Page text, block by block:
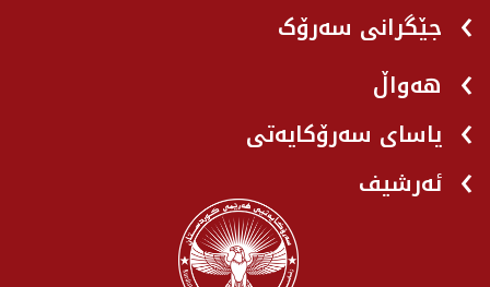
جێگرانی سه‌رۆک
هه‌واڵ
یاسای سەرۆکایەتی
ئەرشیف